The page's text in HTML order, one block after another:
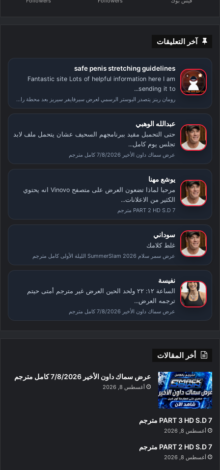
آخر التعليقات
safe penis stretching guidelines
Fantastic site Lots of helpful information here I am
sending it to...
رومان رينز يتصدر البوستر الرسمي لعرض سيرفايفر سيريز بعد محطة راسلمينيا
عبدالله الوهبي
حتى التحمبل مقيد ببرنامجهم السحيف عشان يتحمل ملف لابد
تجلس يوم كامل...
عرض سماك داون الأخير 7/8/2026 كامل مترجم
يوشع مهنا
مرحبا لماذا تضعون العرض على متصفح Vinovo انه يحتوي
الكثير من الاعلانات...
PART 2 HD S.D 7 مترجم
سوداني
غلط كلامك
عرض سمر سلام SummerSlam 2026 الليلة الأولى كامل مترجم
نفيسة
الساعة ١٢: ٢٢ ولحد الحين العرض غير مترجم أمتى حيتم
ترجمه العرض...
عرض سماك داون الأخير 7/8/2026 كامل مترجم
أخر المقالات
عرض سماك داون الأخير 7/8/2026 كامل مترجم
أغسطس 8, 2026
PART 3 HD S.D 7 مترجم
أغسطس 8, 2026
PART 2 HD S.D 7 مترجم
أغسطس 8, 2026